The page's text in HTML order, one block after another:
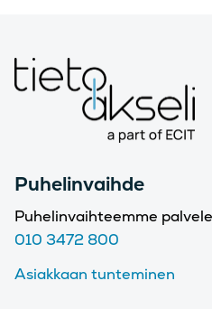
Puhelinvaihde
Puhelinvaihteemme
010 3472 800
Asiakkaan tunteminen